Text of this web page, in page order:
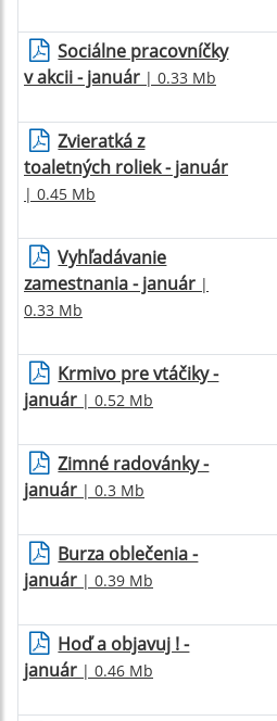
Sociálne pracovníčky
v akcii - január | 0.33 Mb
Zvieratká z
toaletných roliek - január
| 0.45 Mb
Vyhľadávanie
zamestnania - január |
0.33 Mb
Krmivo pre vtáčiky -
január | 0.52 Mb
Zimné radovánky -
január | 0.3 Mb
Burza oblečenia -
január | 0.39 Mb
Hoď a objavuj ! -
január | 0.46 Mb